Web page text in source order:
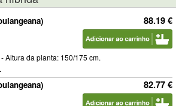
88.19 €
Altura da planta: 150/175 cm.
82.77 €